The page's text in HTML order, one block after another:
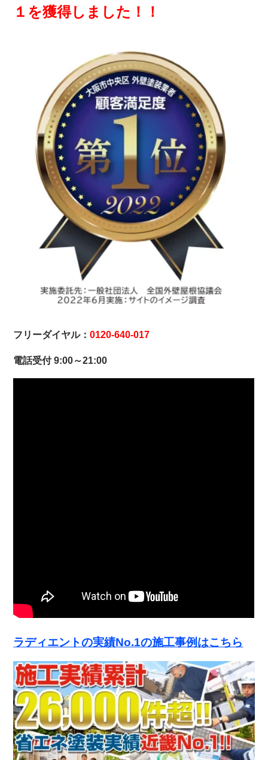
１を獲得しました！！
フリーダイヤル：0120-640-017
電話受付 9:00～21:00
ラディエントの実績No.1の施工事例はこちら